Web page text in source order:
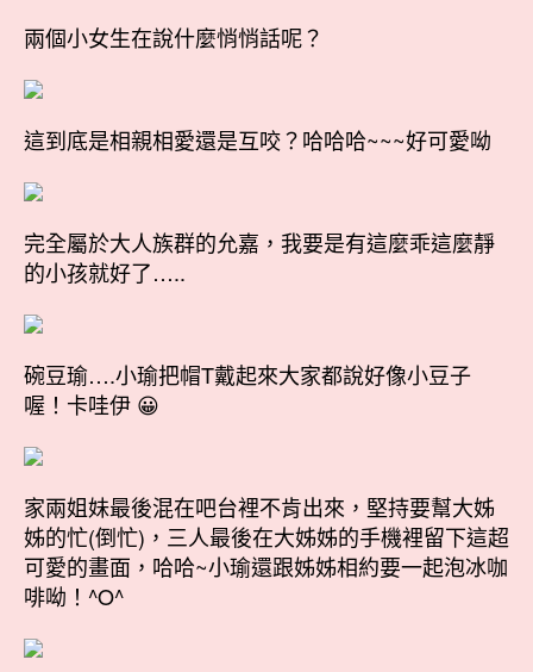
兩個小女生在說什麼悄悄話呢？
這到底是相親相愛還是互咬？哈哈哈~~~好可愛呦
完全屬於大人族群的允嘉，我要是有這麼乖這麼靜
的小孩就好了…..
碗豆瑜….小瑜把帽T戴起來大家都說好像小豆子
喔！卡哇伊 😀
家兩姐妹最後混在吧台裡不肯出來，堅持要幫大姊
姊的忙(倒忙)，三人最後在大姊姊的手機裡留下這超
可愛的畫面，哈哈~小瑜還跟姊姊相約要一起泡冰咖
啡呦！^O^